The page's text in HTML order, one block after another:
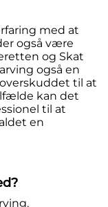
med at
også være
og Skat
også en
til at
kan det
til at
en